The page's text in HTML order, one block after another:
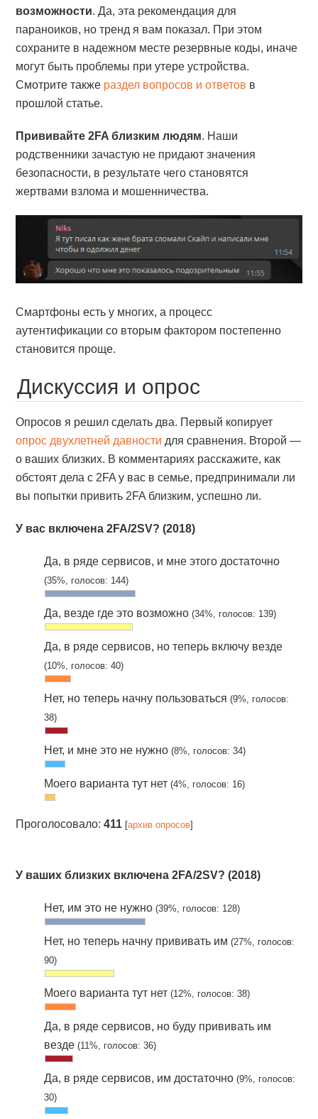
возможности. Да, эта рекомендация для
параноиков, но тренд я вам показал. При этом
сохраните в надежном месте резервные коды, иначе
могут быть проблемы при утере устройства.
Смотрите также раздел вопросов и ответов в
прошлой статье.
Прививайте 2FA близким людям. Наши
родственники зачастую не придают значения
безопасности, в результате чего становятся
жертвами взлома и мошенничества.
Смартфоны есть у многих, а процесс
аутентификации со вторым фактором постепенно
становится проще.
Дискуссия и опрос
Опросов я решил сделать два. Первый копирует
опрос двухлетней давности для сравнения. Второй —
о ваших близких. В комментариях расскажите, как
обстоят дела с 2FA у вас в семье, предпринимали ли
вы попытки привить 2FA близким, успешно ли.
У вас включена 2FA/2SV? (2018)
Да, в ряде сервисов, и мне этого достаточно
(35%, голосов: 144)
Да, везде где это возможно(34%, голосов: 139)
Да, в ряде сервисов, но теперь включу везде
(10%, голосов: 40)
Нет, но теперь начну пользоваться(9%, голосов:
38)
Нет, и мне это не нужно(8%, голосов: 34)
Моего варианта тут нет(4%, голосов: 16)
Проголосовало:411 [архив опросов]
У ваших близких включена 2FA/2SV? (2018)
Нет, им это не нужно(39%, голосов: 128)
Нет, но теперь начну прививать им(27%, голосов:
90)
Моего варианта тут нет(12%, голосов: 38)
Да, в ряде сервисов, но буду прививать им
везде(11%, голосов: 36)
Да, в ряде сервисов, им достаточно(9%, голосов:
30)